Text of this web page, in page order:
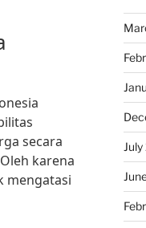
secara
karena
mengatasi